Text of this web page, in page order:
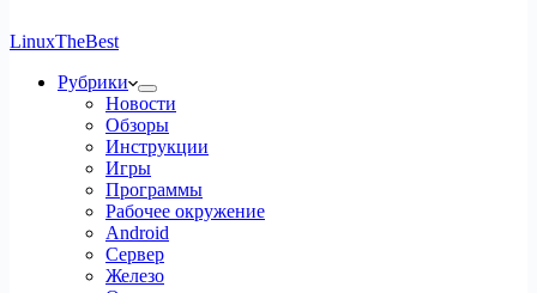
LinuxTheBest
Рубрики
Новости
Обзоры
Инструкции
Игры
Программы
Рабочее окружение
Android
Сервер
Железо